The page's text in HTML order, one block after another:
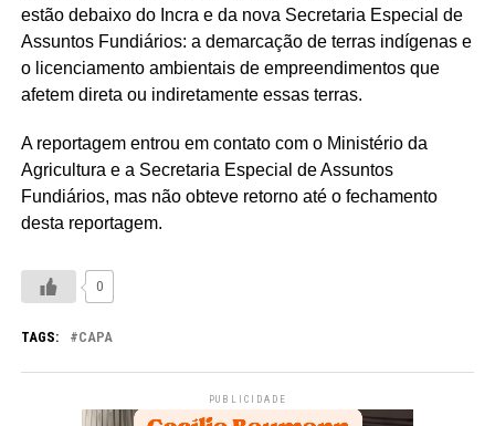
estão debaixo do Incra e da nova Secretaria Especial de
Assuntos Fundiários: a demarcação de terras indígenas e
o licenciamento ambientais de empreendimentos que
afetem direta ou indiretamente essas terras.
A reportagem entrou em contato com o Ministério da
Agricultura e a Secretaria Especial de Assuntos
Fundiários, mas não obteve retorno até o fechamento
desta reportagem.
0
TAGS: CAPA
PUBLICIDADE